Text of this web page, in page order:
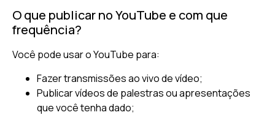
O que publicar no YouTube e com que
frequência?
Você pode usar o YouTube para:
Fazer transmissões ao vivo de vídeo;
Publicar vídeos de palestras ou apresentações
que você tenha dado;